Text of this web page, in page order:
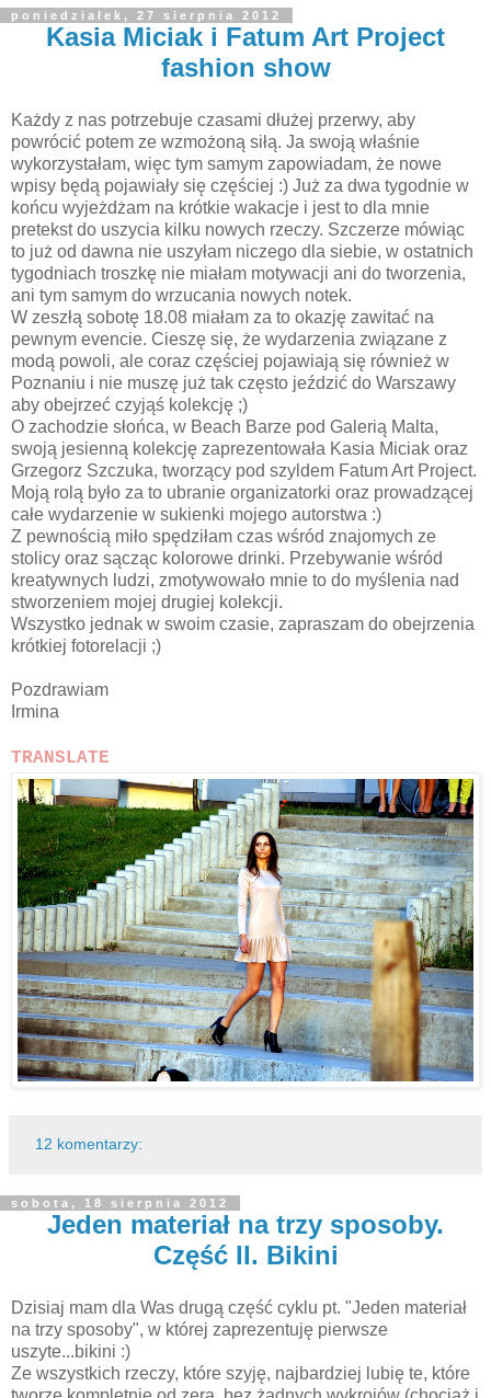
poniedziałek, 27 sierpnia 2012
Kasia Miciak i Fatum Art Project
fashion show
Każdy z nas potrzebuje czasami dłużej przerwy, aby
powrócić potem ze wzmożoną siłą. Ja swoją właśnie
wykorzystałam, więc tym samym zapowiadam, że nowe
wpisy będą pojawiały się częściej :) Już za dwa tygodnie w
końcu wyjeżdżam na krótkie wakacje i jest to dla mnie
pretekst do uszycia kilku nowych rzeczy. Szczerze mówiąc
to już od dawna nie uszyłam niczego dla siebie, w ostatnich
tygodniach troszkę nie miałam motywacji ani do tworzenia,
ani tym samym do wrzucania nowych notek.
W zeszłą sobotę 18.08 miałam za to okazję zawitać na
pewnym evencie. Cieszę się, że wydarzenia związane z
modą powoli, ale coraz częściej pojawiają się również w
Poznaniu i nie muszę już tak często jeździć do Warszawy
aby obejrzeć czyjąś kolekcję ;)
O zachodzie słońca, w Beach Barze pod Galerią Malta,
swoją jesienną kolekcję zaprezentowała Kasia Miciak oraz
Grzegorz Szczuka, tworzący pod szyldem Fatum Art Project.
Moją rolą było za to ubranie organizatorki oraz prowadzącej
całe wydarzenie w sukienki mojego autorstwa :)
Z pewnością miło spędziłam czas wśród znajomych ze
stolicy oraz sącząc kolorowe drinki. Przebywanie wśród
kreatywnych ludzi, zmotywowało mnie to do myślenia nad
stworzeniem mojej drugiej kolekcji.
Wszystko jednak w swoim czasie, zapraszam do obejrzenia
krótkiej fotorelacji ;)
Pozdrawiam
Irmina
TRANSLATE
12 komentarzy:
sobota, 18 sierpnia 2012
Jeden materiał na trzy sposoby.
Część II. Bikini
Dzisiaj mam dla Was drugą część cyklu pt. "Jeden materiał
na trzy sposoby", w której zaprezentuję pierwsze
uszyte...bikini :)
Ze wszystkich rzeczy, które szyję, najbardziej lubię te, które